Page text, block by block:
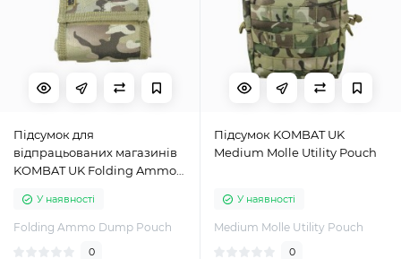
Підсумок для
відпрацьованих магазинів
KOMBAT UK Folding Ammo
У наявності
Folding Ammo Dump Pouch
0
Підсумок KOMBAT UK
Medium Molle Utility Pouch
У наявності
Medium Molle Utility Pouch
0